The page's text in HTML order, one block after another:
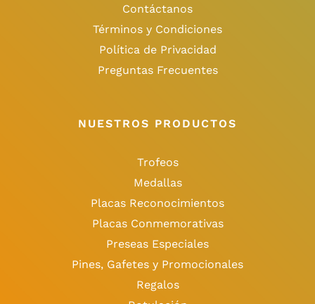
Contáctanos
Términos y Condiciones
Política de Privacidad
Preguntas Frecuentes
NUESTROS PRODUCTOS
Trofeos
Medallas
Placas Reconocimientos
Placas Conmemorativas
Preseas Especiales
Pines, Gafetes y Promocionales
Regalos